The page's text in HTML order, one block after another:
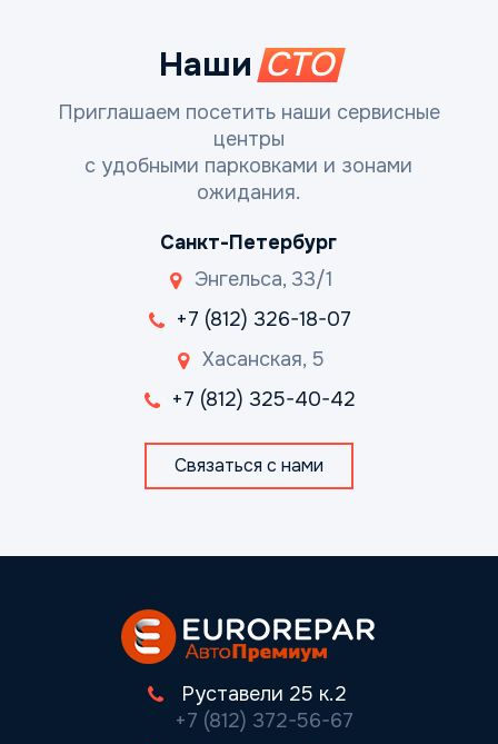
Наши СТО
Приглашаем посетить наши сервисные
центры
с удобными парковками и зонами
ожидания.
Санкт-Петербург
Энгельса, 33/1
+7 (812) 326-18-07
Хасанская, 5
+7 (812) 325-40-42
Связаться с нами
Руставели 25 к.2
+7 (812) 372-56-67